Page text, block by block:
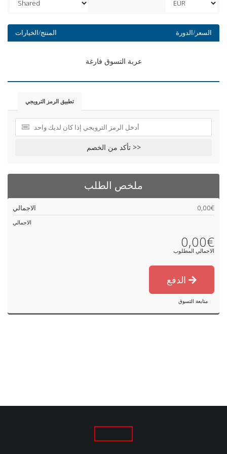
المنتج/الخيارات السعر/الدورة
عربة التسوق فارغة
تطبيق الرمز الترويجي
تأكد من الخصم >>
ملخص الطلب
الاجمالي 0,00€
الاجمالي
0,00€
الاجمالي المطلوب
متابعة التسوق